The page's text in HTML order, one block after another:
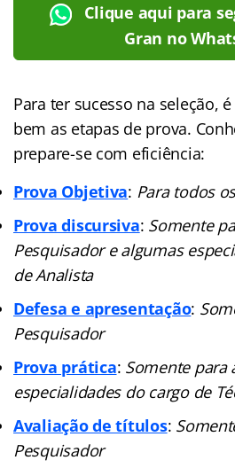
Clique aqui para
Gran no
Para ter sucesso na seleção,
bem as etapas de prova.
prepare-se com eficiência:
Prova Objetiva: Para todos
Prova discursiva: Somente
Pesquisador e algumas
de Analista
Defesa e apresentação:
Pesquisador
Prova prática: Somente para
especialidades do cargo de
Avaliação de títulos:
Pesquisador